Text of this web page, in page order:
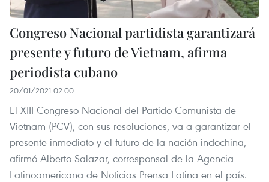
Congreso Nacional partidista garantizará
presente y futuro de Vietnam, afirma
periodista cubano
20/01/2021 02:00
El XIII Congreso Nacional del Partido Comunista de
Vietnam (PCV), con sus resoluciones, va a garantizar el
presente inmediato y el futuro de la nación indochina,
afirmó Alberto Salazar, corresponsal de la Agencia
Latinoamericana de Noticias Prensa Latina en el país.